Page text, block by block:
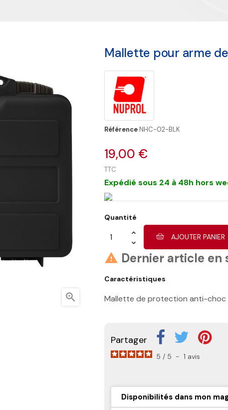

Mallette pour arme
RéférenceNHC-02-BLK
19,00 €
TTC
Expédié sous 24 à 48h hors
Quantité
AJOUTER PANIER
 Dernier article en
Caractéristiques
Mallette de protection anti-choc
Partager
5 / 5 - 1 avis
Disponibilités dans mon